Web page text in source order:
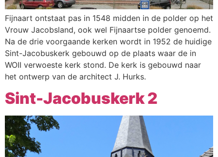
Fijnaart ontstaat pas in 1548 midden in de polder op het
Vrouw Jacobsland, ook wel Fijnaartse polder genoemd.
Na de drie voorgaande kerken wordt in 1952 de huidige
Sint-Jacobuskerk gebouwd op de plaats waar de in
WOII verwoeste kerk stond. De kerk is gebouwd naar
het ontwerp van de architect J. Hurks.
Sint-Jacobuskerk 2